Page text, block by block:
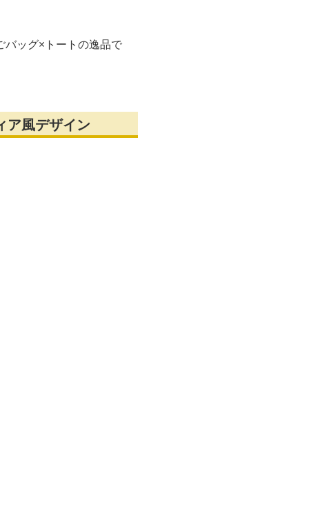
バッグ×トートの逸品で
ア風デザイン